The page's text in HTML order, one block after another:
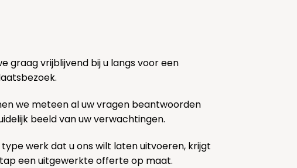
graag vrijblijvend bij u langs voor een
we meteen al uw vragen beantwoorden
beeld van uw verwachtingen.
werk dat u ons wilt laten uitvoeren, krijgt
een uitgewerkte offerte op maat.